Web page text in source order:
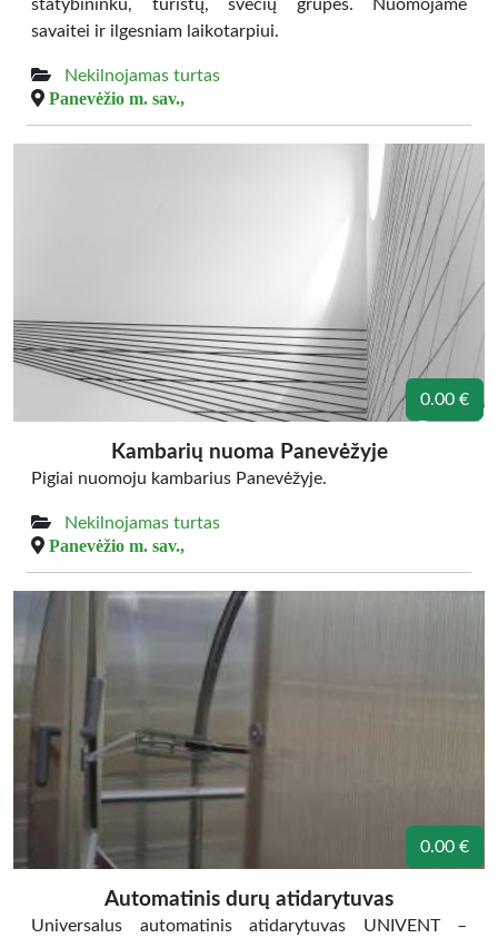
statybininku, turistų, svečių grupės. Nuomojame
savaitei ir ilgesniam laikotarpiui.
Nekilnojamas turtas
Panevėžio m. sav.,
0.00 €
Kambarių nuoma Panevėžyje
Pigiai nuomoju kambarius Panevėžyje.
Nekilnojamas turtas
Panevėžio m. sav.,
0.00 €
Automatinis durų atidarytuvas
Universalus automatinis atidarytuvas UNIVENT –